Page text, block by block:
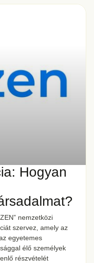
Hogyan
nemzetközi
szervez, amely az
egyetemes
élő személyek
részvételét